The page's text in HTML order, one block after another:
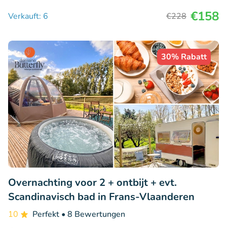
Verkauft: 6
€228 €158
30% Rabatt
Overnachting voor 2 + ontbijt + evt.
Scandinavisch bad in Frans-Vlaanderen
10 Perfekt • 8 Bewertungen